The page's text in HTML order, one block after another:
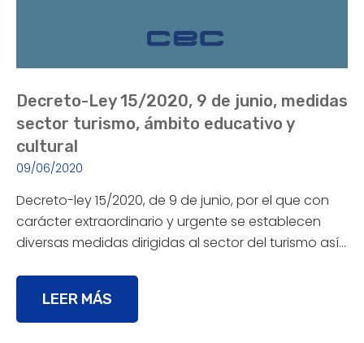
Decreto-Ley 15/2020, 9 de junio, medidas
sector turismo, ámbito educativo y
cultural
09/06/2020
Decreto-ley 15/2020, de 9 de junio, por el que con
carácter extraordinario y urgente se establecen
diversas medidas dirigidas al sector del turismo así…
LEER MÁS